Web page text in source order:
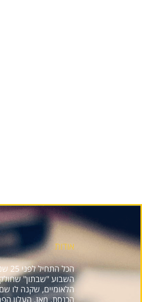
אודות
השבוע "שבתון"
הלאומיים, שקנה לו
הכנסת. מאז, העלון